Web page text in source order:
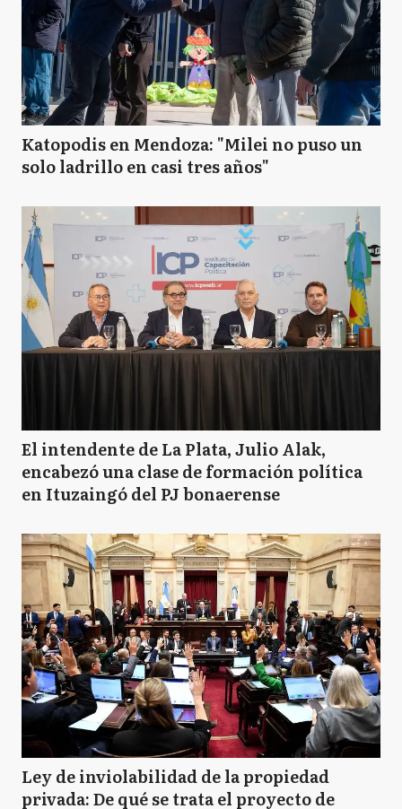
Katopodis en Mendoza: "Milei no puso un
solo ladrillo en casi tres años"
El intendente de La Plata, Julio Alak,
encabezó una clase de formación política
en Ituzaingó del PJ bonaerense
Ley de inviolabilidad de la propiedad
privada: De qué se trata el proyecto de